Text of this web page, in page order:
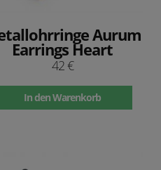
Aurum
Earrings Heart
42 €
In den Warenkorb